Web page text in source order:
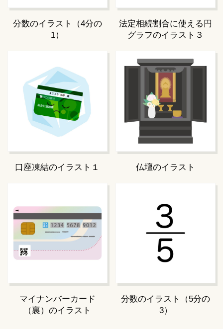
分数のイラスト（4分の
1）
法定相続割合に使える円
グラフのイラスト３
口座凍結のイラスト１ 仏壇のイラスト
マイナンバーカード
（裏）のイラスト
分数のイラスト（5分の
3）